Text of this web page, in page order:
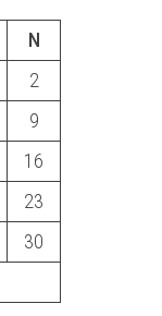
N
2
9
16
23
30